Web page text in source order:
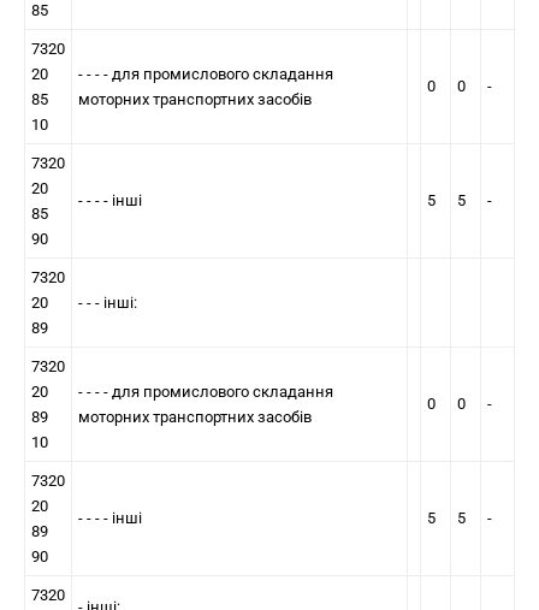
85
7320
20
85
10
- - - - для промислового складання
моторних транспортних засобів
0 0 -
7320
20
85
90
- - - - інші 5 5 -
7320
20
89
- - - інші:
7320
20
89
10
- - - - для промислового складання
моторних транспортних засобів
0 0 -
7320
20
89
90
- - - - інші 5 5 -
7320